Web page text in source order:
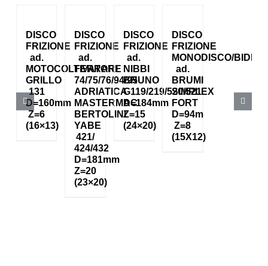
DISCO
FRIZIONE
ad.
MOTOCOLTIVATORE
GRILLO
131
D=160mm
Z=6
(16×13)
DISCO
FRIZIONE
ad.
FERRARI
74/75/76/94/95
ADRIATICA
MASTERMAC
BERTOLINI
YABE
421/
424/432
D=181mm
Z=20
(23×20)
DISCO
FRIZIONE
ad.
NIBBI
BRUNO
G119/219/520/521
D=184mm
Z=15
(24×20)
DISCO
FRIZIONE
MONODISCO/
ad.
BRUMI
SIMPLEX
FORT
D=94m
Z=8
(15X12)